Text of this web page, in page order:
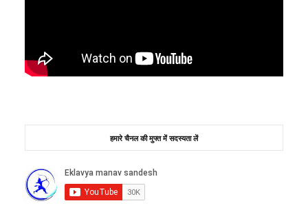
हमारे चैनल की मुफ्त में सदस्यता लें